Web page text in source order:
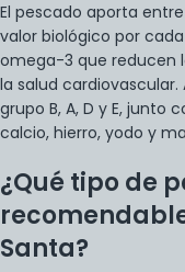
El pescado aporta
valor biológico por
omega-3 que reducen
la salud
grupo B, A, D y E, junto
calcio, hierro, yodo y
¿Qué tipo de
Santa?